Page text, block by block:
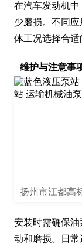
在汽车发动机
少磨损。不同
体工况选择合适
维护与注意事
安装时需确保
动和磨损。日